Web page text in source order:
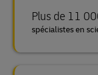
Plus de 11
spécialistes en